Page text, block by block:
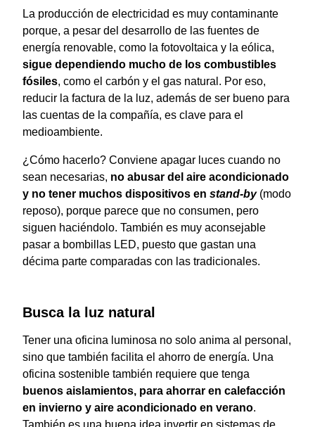
La producción de electricidad es muy contaminante
porque, a pesar del desarrollo de las fuentes de
energía renovable, como la fotovoltaica y la eólica,
sigue dependiendo mucho de los combustibles
fósiles, como el carbón y el gas natural. Por eso,
reducir la factura de la luz, además de ser bueno para
las cuentas de la compañía, es clave para el
medioambiente.
¿Cómo hacerlo? Conviene apagar luces cuando no
sean necesarias, no abusar del aire acondicionado
y no tener muchos dispositivos en stand-by(modo
reposo), porque parece que no consumen, pero
siguen haciéndolo. También es muy aconsejable
pasar a bombillas LED, puesto que gastan una
décima parte comparadas con las tradicionales.
Busca la luz natural
Tener una oficina luminosa no solo anima al personal,
sino que también facilita el ahorro de energía. Una
oficina sostenible también requiere que tenga
buenos aislamientos, para ahorrar en calefacción
en invierno y aire acondicionado en verano.